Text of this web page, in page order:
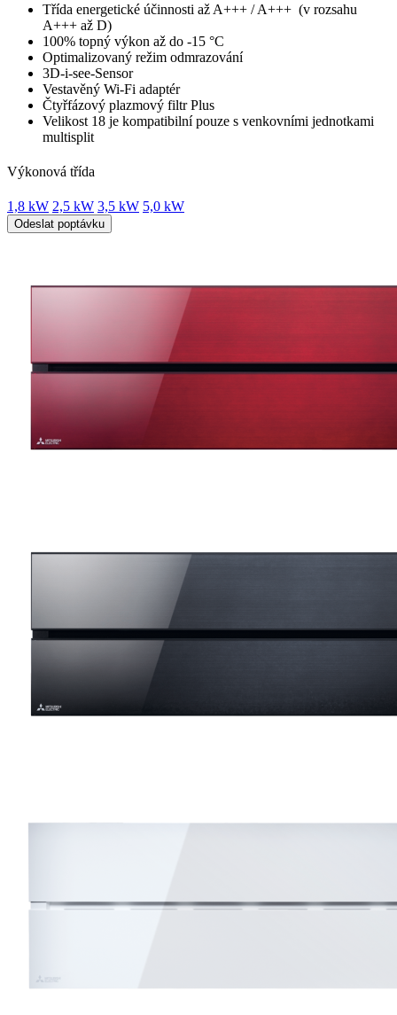
Třída energetické účinnosti až A+++ / A+++ (v rozsahu
A+++ až D)
100% topný výkon až do -15 °C
Optimalizovaný režim odmrazování
3D-i-see-Sensor
Vestavěný Wi-Fi adaptér
Čtyřfázový plazmový filtr Plus
Velikost 18 je kompatibilní pouze s venkovními jednotkami
multisplit
Výkonová třída
1,8 kW 2,5 kW 3,5 kW 5,0 kW
Odeslat poptávku